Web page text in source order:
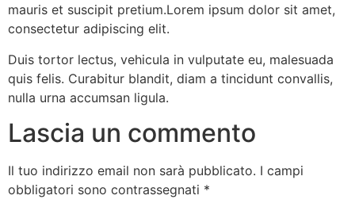
mauris et suscipit pretium.Lorem ipsum dolor sit amet,
consectetur adipiscing elit.
Duis tortor lectus, vehicula in vulputate eu, malesuada
quis felis. Curabitur blandit, diam a tincidunt convallis,
nulla urna accumsan ligula.
Lascia un commento
Il tuo indirizzo email non sarà pubblicato. I campi
obbligatori sono contrassegnati *